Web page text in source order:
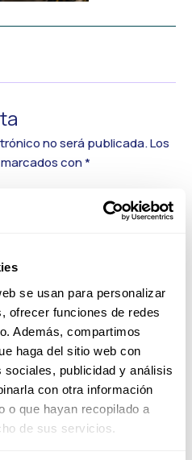
se usan para personalizar
ofrecer funciones de redes
Además, compartimos
haga del sitio web con
publicidad y análisis
con otra información
o que hayan recopilado a
de sus servicios.
no será publicada.Los
con*